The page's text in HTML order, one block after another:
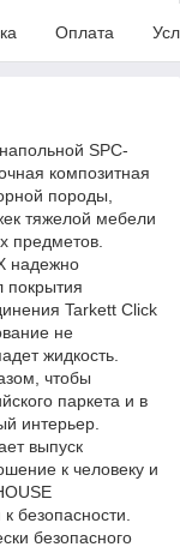
Оплата
SPC-
композитная
породы,
тяжелой мебели
предметов.
надежно
покрытия
Tarkett Click
не
жидкость.
чтобы
паркета и в
интерьер.
выпуск
к человеку и
безопасности.
безопасного